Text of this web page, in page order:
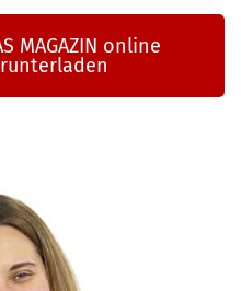
MAGAZIN online